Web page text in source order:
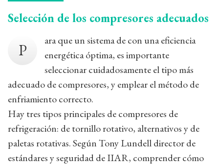
Selección de los compresores adecuados
P
ara que un sistema de con una eficiencia
energética óptima, es importante
seleccionar cuidadosamente el tipo más
adecuado de compresores, y emplear el método de
enfriamiento correcto.
Hay tres tipos principales de compresores de
refrigeración: de tornillo rotativo, alternativos y de
paletas rotativas. Según Tony Lundell director de
estándares y seguridad de IIAR, comprender cómo